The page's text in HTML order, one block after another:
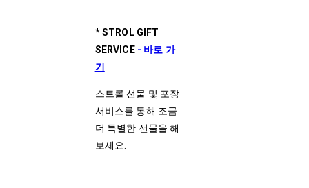
* STROL GIFT
SERVICE- 바로 가
기
스트롤 선물 및 포장
서비스를 통해 조금
더 특별한 선물을 해
보세요.